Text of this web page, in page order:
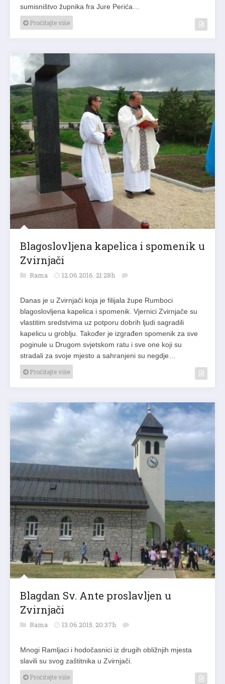
sumisništvo župnika fra Jure Perića…
Pročitajte više
Blagoslovljena kapelica i spomenik u
Zvirnjači
Rama 12.06.2016. 21:28h
Danas je u Zvirnjači koja je filijala župe Rumboci
blagoslovljena kapelica i spomenik. Vjernici Zvirnjače su
vlastitim sredstvima uz potporu dobrih ljudi sagradili
kapelicu u groblju. Također je izgrađen spomenik za sve
poginule u Drugom svjetskom ratu i sve one koji su
stradali za svoje mjesto a sahranjeni su negdje…
Pročitajte više
Blagdan Sv. Ante proslavljen u
Zvirnjači
Rama 13.06.2015. 20:37h
Mnogi Ramljaci i hodočasnici iz drugih obližnjih mjesta
slavili su svog zaštitnika u Zvirnjači.
Pročitajte više